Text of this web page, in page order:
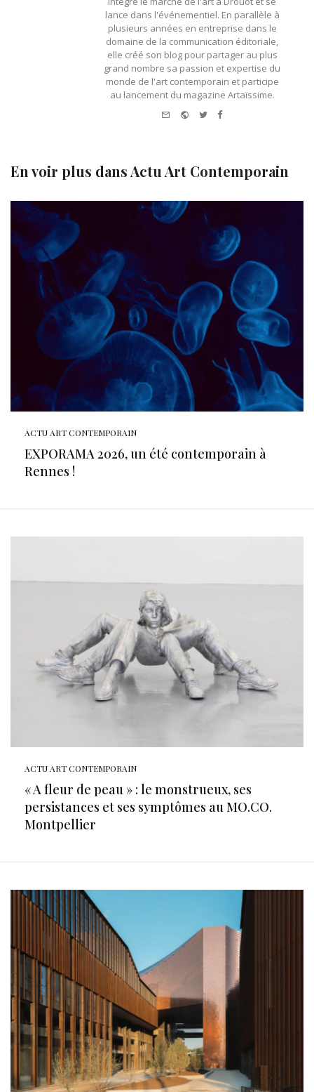
lance dans l'événementiel. En parallèle à
plusieurs années en entreprise dans le
domaine de la communication éditoriale,
elle créé son blog pour partager au plus
grand nombre sa passion et expertise du
monde de l'art contemporain et participe
au lancement du magazine Artaïssime.
Website
TwitterFacebook
En voir plus dansActu Art Contemporain
ACTU ART CONTEMPORAIN
EXPORAMA 2026, un été contemporain à
Rennes !
ACTU ART CONTEMPORAIN
« A fleur de peau » : le monstrueux, ses
persistances et ses symptômes au MO.CO.
Montpellier